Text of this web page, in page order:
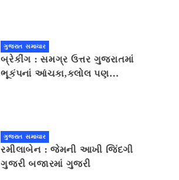
ગુજરાત સમાચાર
બ્રેકીંગ : સમગ્ર ઉત્તર ગુજરાતમાં
ભૂકંપનાં આંચકા,કલોલ પણ
ગુજરાત સમાચાર
રમીલાબેન : જેમની આખી જિંદગી
ગુજરી બજારમાં ગુજરી